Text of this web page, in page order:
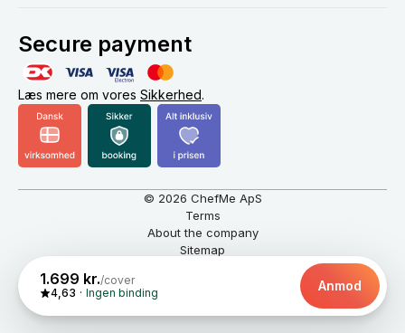
1.699 kr./cover
4,63
Ingen binding Anmod
Secure payment
Læs mere om vores Sikkerhed.
© 2026 ChefMe ApS
Terms
About the company
Sitemap